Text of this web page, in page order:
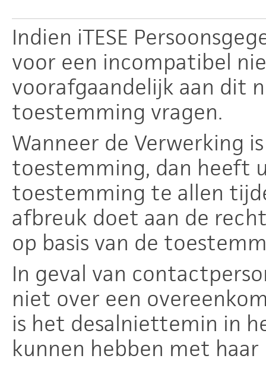
Indien iTESE
voor een incompatibel
voorafgaandelijk aan dit
toestemming vragen.
Wanneer de Verwerking
toestemming, dan heeft
toestemming te allen
afbreuk doet aan de
op basis van de
In geval van
niet over een
is het desalniettemin in
kunnen hebben met